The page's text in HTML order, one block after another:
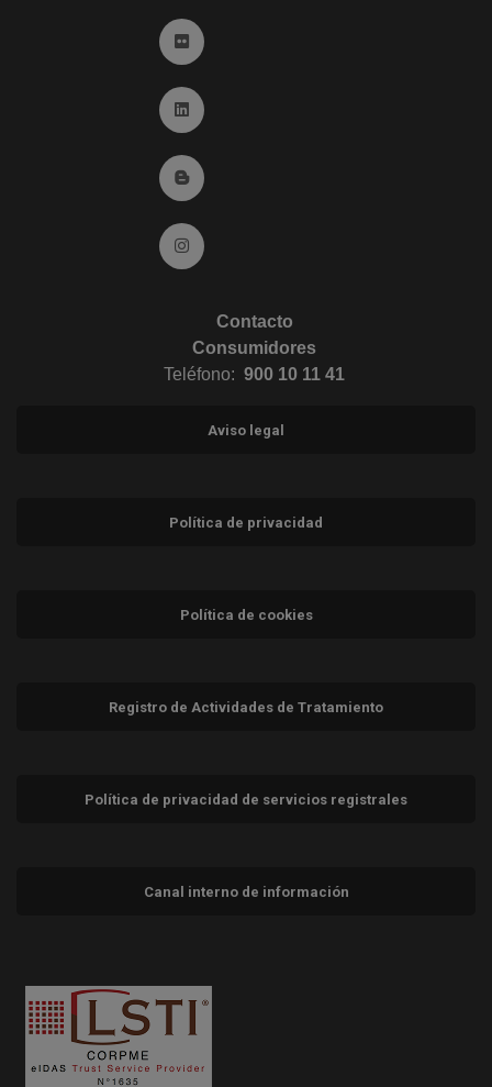
Ir a Flickr (abre en ventana nueva)
Ir a Linkedin (abre en ventana nueva)
Ir al Blog (abre en ventana nueva)
Ir a Instagram (abre en ventana nueva)
Contacto
Consumidores
Teléfono: 900 10 11 41
Aviso legal
Política de privacidad
Política de cookies
Registro de Actividades de Tratamiento
Política de privacidad de servicios registrales
Canal interno de información